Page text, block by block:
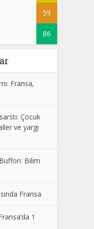
59
86
Fransa,
Çocuk
ve yargı
Bilim
Fransa
1